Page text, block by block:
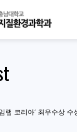
랩 코리아’ 최우수상